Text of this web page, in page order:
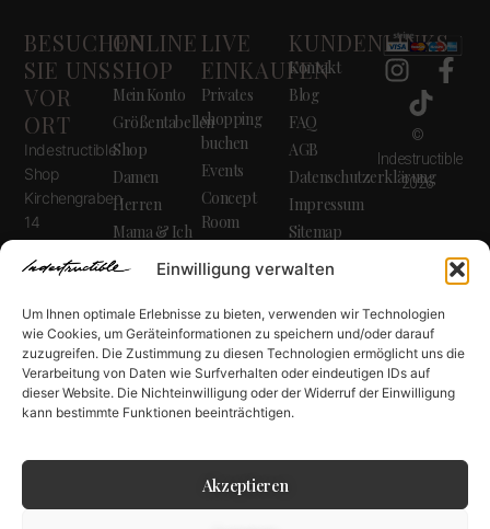
Einwilligung verwalten
Um Ihnen optimale Erlebnisse zu bieten, verwenden wir Technologien
wie Cookies, um Geräteinformationen zu speichern und/oder darauf
zuzugreifen. Die Zustimmung zu diesen Technologien ermöglicht uns die
Verarbeitung von Daten wie Surfverhalten oder eindeutigen IDs auf
dieser Website. Die Nichteinwilligung oder der Widerruf der Einwilligung
kann bestimmte Funktionen beeinträchtigen.
Akzeptieren
BESUCHEN
SIE UNS
VOR
ORT
Indestructible
Shop
Kirchengraben
14
72458
Albstadt
UNSERE
ÖFFNUNGSZEITEN
Montag: 9-
11:30 Uhr
9-11:30 Uhr
Uhr
ONLINE
SHOP
Mein Konto
Größentabellen
Shop
Damen
Herren
Mama & Ich
Deco &
LIVE
EINKAUFEN
Privates
shopping
buchen
Events
Concept
Room
für
Unser Team
Kunden
bewertungen
KUNDENLINKS
Kontakt
Blog
FAQ
AGB
Datenschutzerklärung
Impressum
Sitemap
©
Indestructible
2026